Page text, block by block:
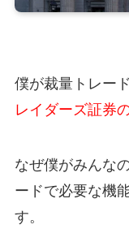
僕が裁量トレー
レイダーズ証券
なぜ僕がみんな
ードで必要な機
す。